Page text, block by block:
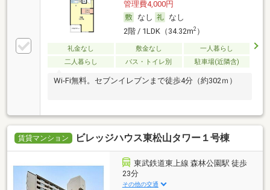
管理費4,000円
なし
なし
2階 / 1LDK（34.32m2）
礼金なし 敷金なし
一人暮らし
二人暮らし
バス・トイレ別 駐車場(近隣含)
Wi-Fi無料。セブンイレブンまで徒歩4分（約302ｍ）
賃貸マンション ビレッジハウス東松山タワー１号棟
東武鉄道東上線 森林公園駅 徒歩
23分
その他の交通